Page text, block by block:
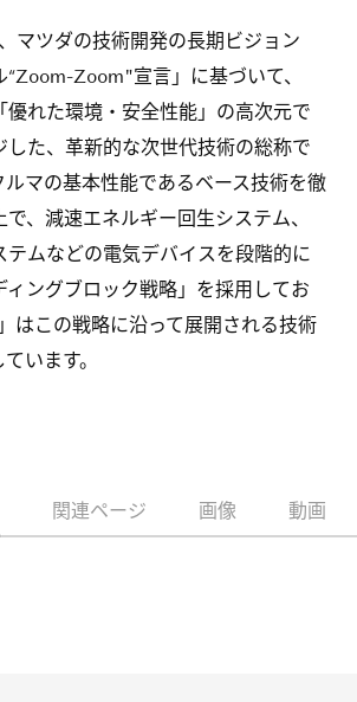
、マツダの技術開発の長期ビジョン
“Zoom-Zoom"宣言」に基づいて、
優れた環境・安全性能」の高次元で
した、革新的な次世代技術の総称で
ルマの基本性能であるベース技術を徹
、減速エネルギー回生システム、
テムなどの電気デバイスを段階的に
ィングブロック戦略」を採用してお
はこの戦略に沿って展開される技術
います。
関連ページ 画像 動画